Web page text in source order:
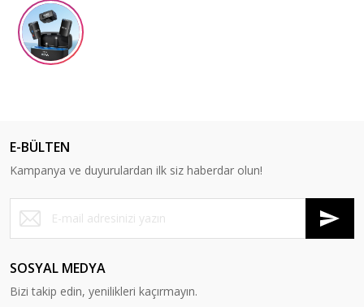
E-BÜLTEN
Kampanya ve duyurulardan ilk siz haberdar olun!
SOSYAL MEDYA
Bizi takip edin, yenilikleri kaçırmayın.